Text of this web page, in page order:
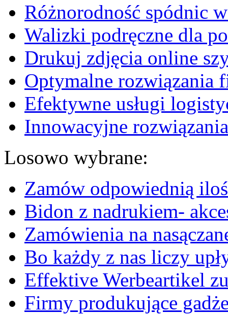
Różnorodność spódnic
Walizki podręczne dla
Drukuj zdjęcia online
Optymalne rozwiązania
Efektywne usługi
Innowacyjne
Losowo wybrane:
Zamów odpowiednią
Bidon z nadrukiem-
Zamówienia na
Bo każdy z nas liczy
Effektive Werbeartikel
Firmy produkujące